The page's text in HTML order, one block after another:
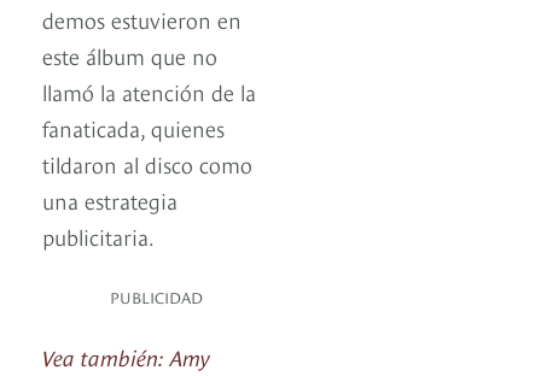
demos estuvieron en
este álbum que no
llamó la atención de la
fanaticada, quienes
tildaron al disco como
una estrategia
publicitaria.
PUBLICIDAD
Vea también: Amy